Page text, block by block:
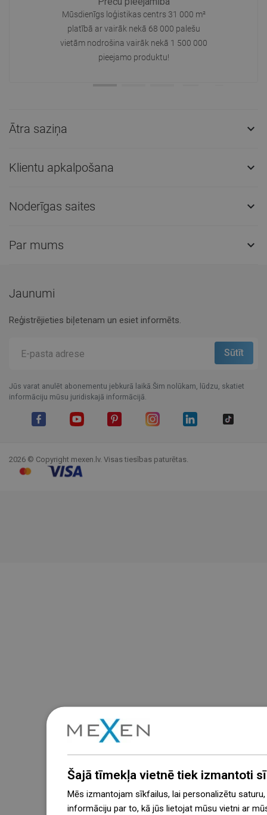
Mūsdienīgs loģistikas centrs 31 000 m²
platībā ar vairāk nekā 68 000 palešu
vietām nodrošina vairāk nekā 1 500 000
pieejamo produktu!
Ātra saziņa 
Klientu apkalpošana 
Noderīgas saites 
Par mums 
Jaunumi
Reģistrējieties biļetenam un esiet informēts.
Jūs varat anulēt abonementu jebkurā laikā.Šim nolūkam, lūdzu, skatiet
informāciju mūsu juridiskajā informācijā.
2026 © Copyright mexen.lv. Visas tiesības paturētas.
Šajā tīmekļa vietnē tiek izmantoti
Mēs izmantojam sīkfailus, lai personalizētu
informāciju par to, kā jūs lietojat mūsu vietni ar